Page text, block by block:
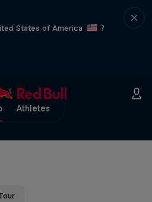
States of America
?
Athletes